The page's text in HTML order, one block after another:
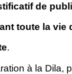
de
toute la vie
.
à la